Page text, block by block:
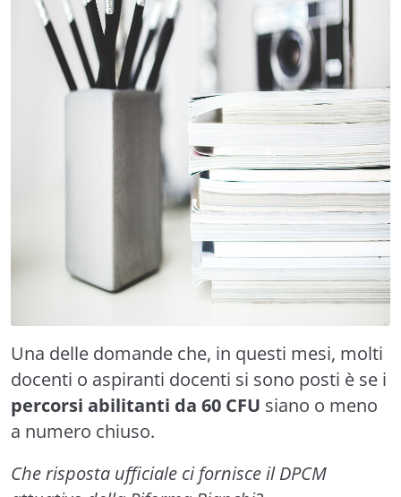
Una delle domande che, in questi mesi, molti
docenti o aspiranti docenti si sono posti è se i
percorsi abilitanti da 60 CFU siano o meno
a numero chiuso.
Che risposta ufficiale ci fornisce il DPCM